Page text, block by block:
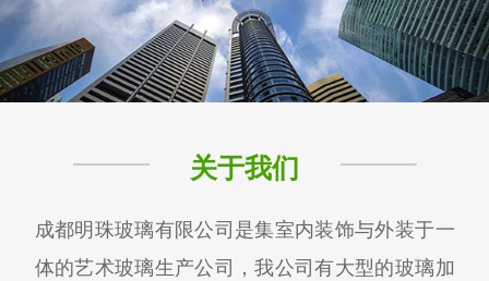
关于我们
成都明珠玻璃有限公司是集室内装饰与外装于一
体的艺术玻璃生产公司，我公司有大型的玻璃加